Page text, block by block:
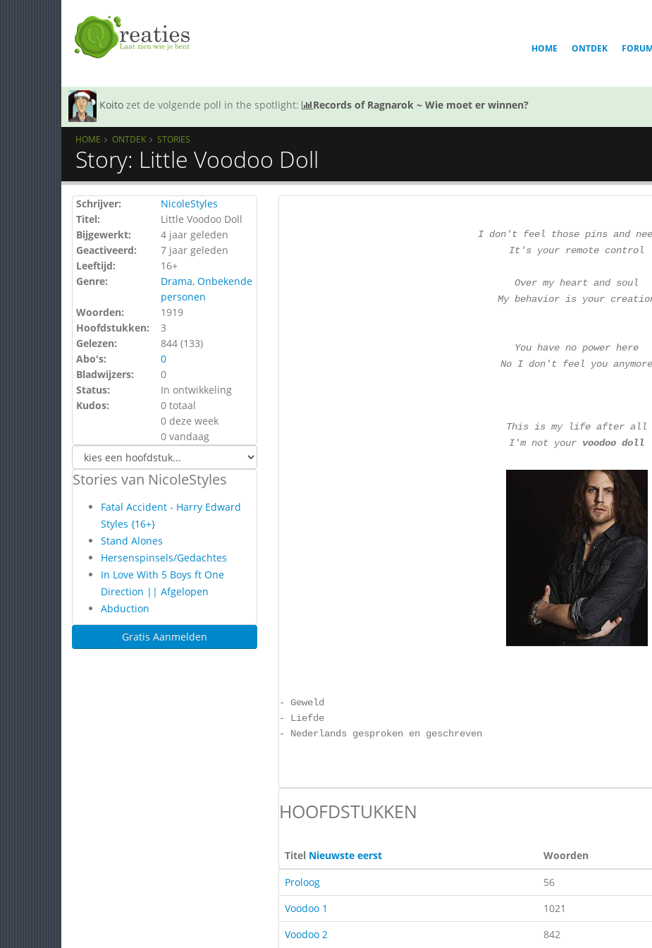
HOME ONTDEK
Koito zet de volgende poll in the spotlight: Records of Ragnarok ~ Wie moet er winnen?
HOME ONTDEK STORIES
Story: Little Voodoo Doll
Schrijver:
NicoleStyles
Titel:
Little Voodoo Doll
Bijgewerkt:
4 jaar geleden
Geactiveerd:
7 jaar geleden
Leeftijd:
16+
Genre:
Drama, Onbekende
personen
Woorden:
1919
Hoofdstukken:
3
Gelezen:
844 (133)
Abo's:
0
Bladwijzers:
0
Status:
In ontwikkeling
Kudos:
0 totaal
0 deze week
0 vandaag
Stories van NicoleStyles
Fatal Accident - Harry Edward
Styles {16+}
Stand Alones
Hersenspinsels/Gedachtes
In Love With 5 Boys ft One
Direction || Afgelopen
Abduction
Gratis Aanmelden
I don't feel those pins and
It's your remote control
Over my heart and soul
My behavior is your
You have no power here
No I don't feel you anymore
This is my life after all
I'm not your voodoo doll
- Geweld
- Liefde
- Nederlands gesproken en geschreven
HOOFDSTUKKEN
Titel Nieuwste eerst Woorden
Proloog
56
Voodoo 1
1021
Voodoo 2
842